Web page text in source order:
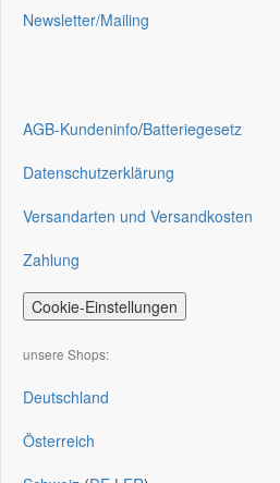
Newsletter/Mailing
AGB-Kundeninfo/Batteriegesetz
Datenschutzerklärung
Versandarten und Versandkosten
Zahlung
Cookie-Einstellungen
unsere Shops:
Deutschland
Österreich